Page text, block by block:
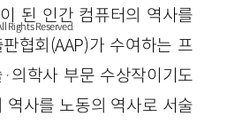
된 인간 컴퓨터의 역사를
협회(AAP)가 수여하는 프
의학사 부문 수상작이기도
역사를 노동의 역사로 서술
Rights Reserved.